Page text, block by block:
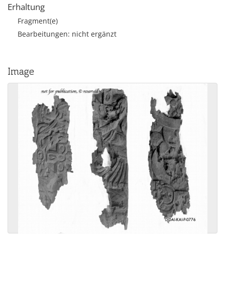
Erhaltung
Fragment(e)
Bearbeitungen: nicht ergänzt
Image